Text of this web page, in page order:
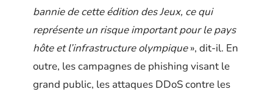
bannie de cette édition des Jeux, ce qui
représente un risque important pour le pays
hôte et l’infrastructure olympique», dit-il. En
outre, les campagnes de phishing visant le
grand public, les attaques DDoS contre les